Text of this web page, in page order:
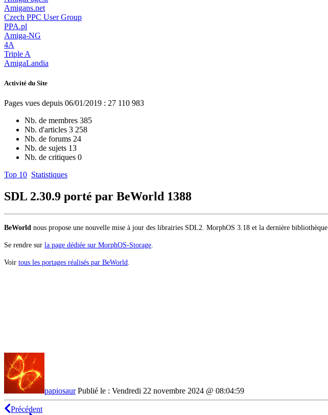
Amigans.net
Czech PPC User Group
PPA.pl
Amiga-NG
4A
Triple A
AmigaLandia
Activité du Site
Pages vues depuis 06/01/2019 : 27 110 983
Nb. de membres 385
Nb. d'articles 3 258
Nb. de forums 24
Nb. de sujets 13
Nb. de critiques 0
Top 10 Statistiques
SDL 2.30.9 porté par BeWorld 1388
BeWorld nous propose une nouvelle mise à jour des librairies SDL2. MorphOS 3.18 et la dernière bibliothèque
Se rendre sur la page dédiée sur MorphOS-Storage
Voir tous les portages réalisés par BeWorld
papiosaurPublié le : Vendredi 22 novembre 2024 @ 08:04:59
Précédent